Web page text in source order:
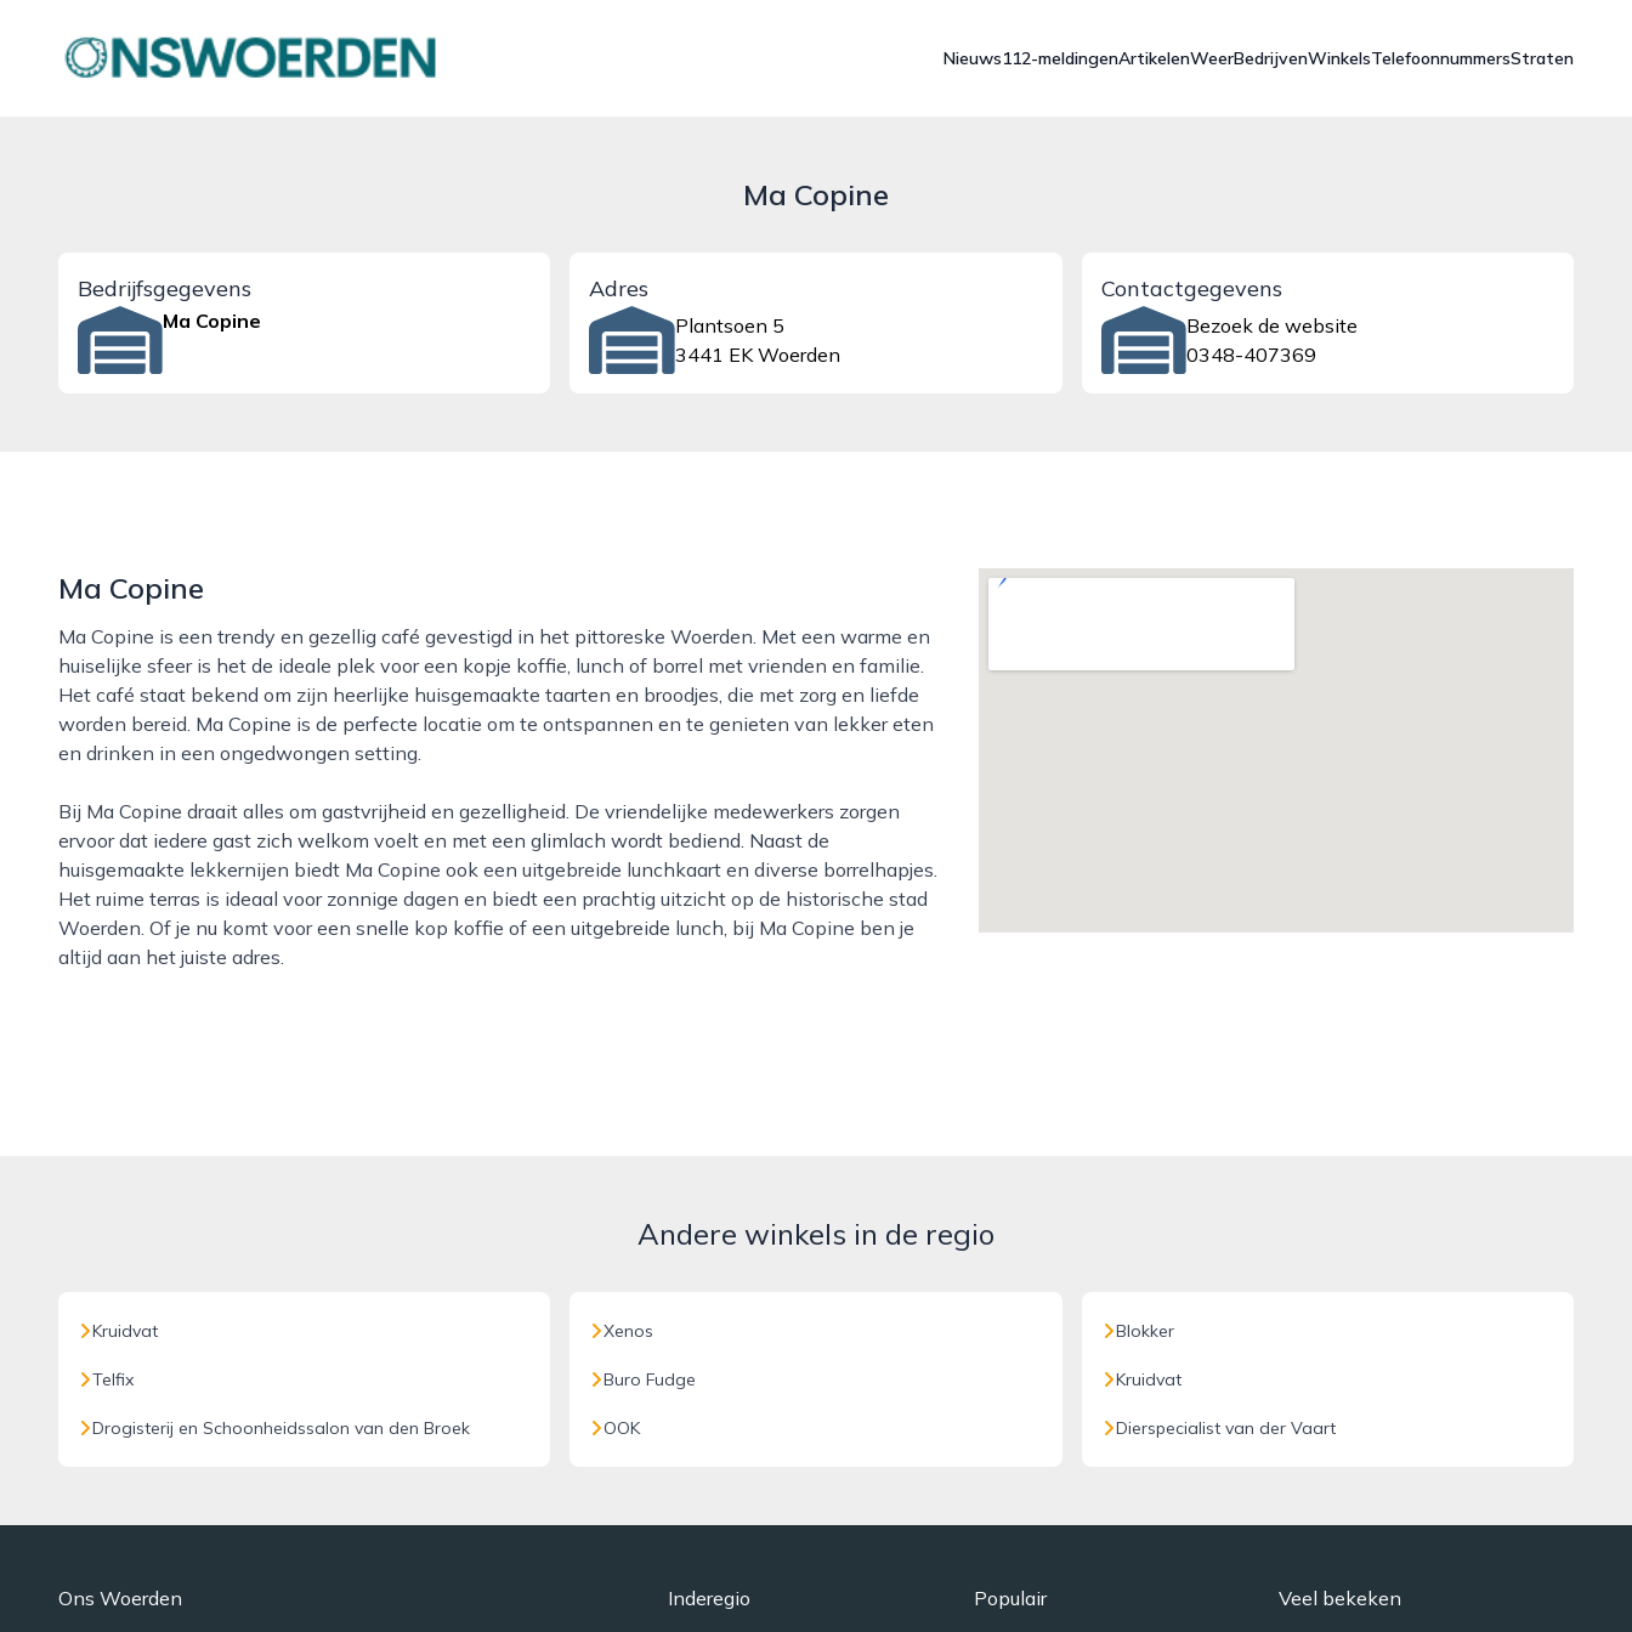
onswoerden.nl
Nieuws112-meldingenArtikelenWeerBedrijvenWinkelsTelefoonnummersStraten
Ma Copine
Bedrijfsgegevens
Ma Copine
Adres
Plantsoen 5
3441 EK Woerden
Contactgegevens
Bezoek de website
0348-407369
Ma Copine
Ma Copine is een trendy en gezellig café gevestigd in het pittoreske Woerden. Met een warme en
huiselijke sfeer is het de ideale plek voor een kopje koffie, lunch of borrel met vrienden en familie.
Het café staat bekend om zijn heerlijke huisgemaakte taarten en broodjes, die met zorg en liefde
worden bereid. Ma Copine is de perfecte locatie om te ontspannen en te genieten van lekker eten
en drinken in een ongedwongen setting.
Bij Ma Copine draait alles om gastvrijheid en gezelligheid. De vriendelijke medewerkers zorgen
ervoor dat iedere gast zich welkom voelt en met een glimlach wordt bediend. Naast de
huisgemaakte lekkernijen biedt Ma Copine ook een uitgebreide lunchkaart en diverse borrelhapjes.
Het ruime terras is ideaal voor zonnige dagen en biedt een prachtig uitzicht op de historische stad
Woerden. Of je nu komt voor een snelle kop koffie of een uitgebreide lunch, bij Ma Copine ben je
altijd aan het juiste adres.
Andere winkels in de regio
Kruidvat
Telfix
Drogisterij en Schoonheidssalon van den Broek
Xenos
Buro Fudge
OOK
Blokker
Kruidvat
Dierspecialist van der Vaart
Ons Woerden Inderegio Populair Veel bekeken